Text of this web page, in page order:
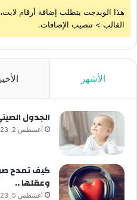
هذا الويدجت يتطلب إضافة أرقام
القالب > تنصيب الإضافات.
الأشهر
الجدول الصيني 2023 للحمل بولد
أغسطس 2, 2023
كيف تمدح
وعقلها ..
أغسطس 5, 2023